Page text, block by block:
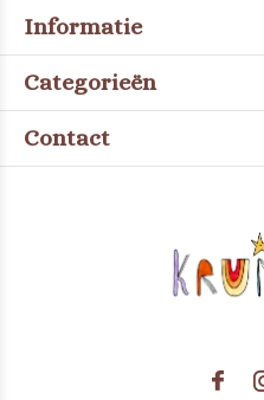
Informatie
Categorieën
Contact